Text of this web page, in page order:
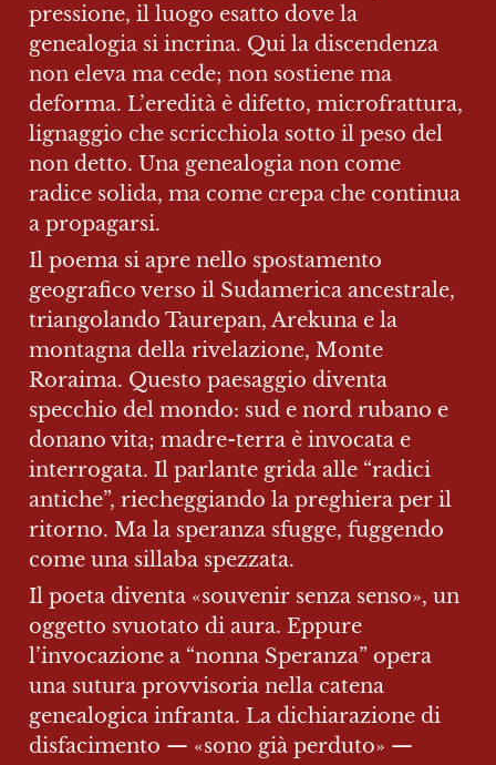
pressione, il luogo esatto dove la
genealogia si incrina. Qui la discendenza
non eleva ma cede; non sostiene ma
deforma. L’eredità è difetto, microfrattura,
lignaggio che scricchiola sotto il peso del
non detto. Una genealogia non come
radice solida, ma come crepa che continua
a propagarsi.
Il poema si apre nello spostamento
geografico verso il Sudamerica ancestrale,
triangolando Taurepan, Arekuna e la
montagna della rivelazione, Monte
Roraima. Questo paesaggio diventa
specchio del mondo: sud e nord rubano e
donano vita; madre-terra è invocata e
interrogata. Il parlante grida alle “radici
antiche”, riecheggiando la preghiera per il
ritorno. Ma la speranza sfugge, fuggendo
come una sillaba spezzata.
Il poeta diventa «souvenir senza senso», un
oggetto svuotato di aura. Eppure
l’invocazione a “nonna Speranza” opera
una sutura provvisoria nella catena
genealogica infranta. La dichiarazione di
disfacimento — «sono già perduto» —